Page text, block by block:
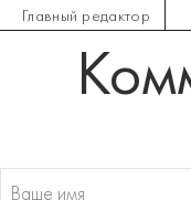
Главный редактор